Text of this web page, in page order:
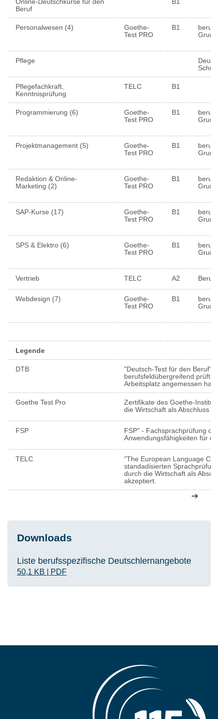
Beruf
Personalwesen (4)
Goethe-
Test PRO
B1
Pflege
Schrift
Pflegefachkraft,
Kenntnisprüfung
TELC B1
Programmierung (6)
Goethe-
Test PRO
B1
Projektmanagement (5)
Goethe-
Test PRO
B1
Redaktion & Online-
Marketing (2)
Goethe-
Test PRO
B1
SAP-Kurse (17)
Goethe-
Test PRO
B1
SPS & Elektro (6)
Goethe-
Test PRO
B1
Vertrieb TELC A2
Webdesign (7)
Goethe-
Test PRO
B1
Legende
DTB
"Deutsch-Test für den Beruf"
berufsfeldübergreifend prüft,
Arbeitsplatz angemessen
Goethe Test Pro
Zertifikate des Goethe-
die Wirtschaft als Abschluss
FSP
FSP" - Fachsprachprüfung
Anwendungsfähigkeiten für
TELC
"The European Language
standadisierten
durch die Wirtschaft als
akzeptiert.
Downloads
Liste berufsspezifische Deutschlernangebote
50,1 KB PDF